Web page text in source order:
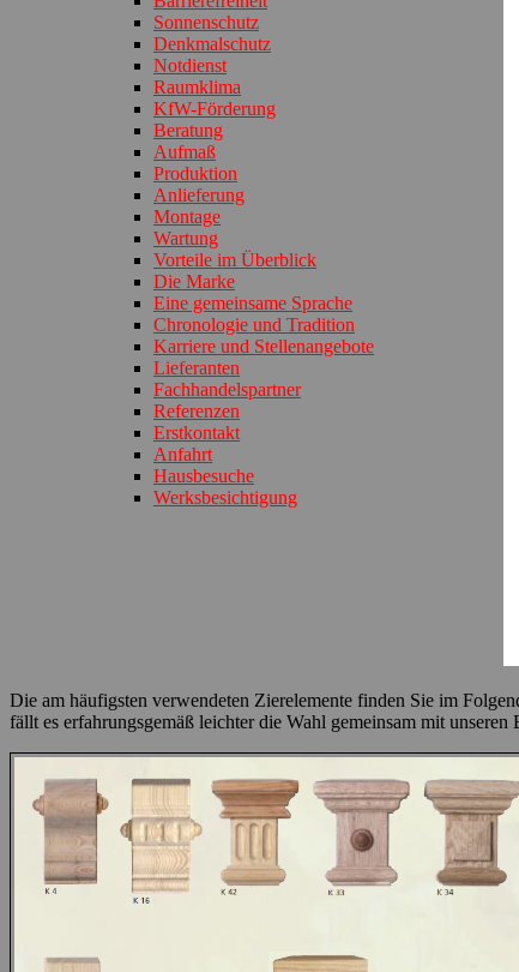
Sonnenschutz
Denkmalschutz
Notdienst
Raumklima
KfW-Förderung
Beratung
Aufmaß
Produktion
Anlieferung
Montage
Wartung
Vorteile im Überblick
Die Marke
Eine gemeinsame Sprache
Chronologie und Tradition
Karriere und Stellenangebote
Lieferanten
Fachhandelspartner
Referenzen
Erstkontakt
Anfahrt
Hausbesuche
Werksbesichtigung
Die am häufigsten verwendeten Zierelemente finden Sie im
fällt es erfahrungsgemäß leichter die Wahl gemeinsam mit